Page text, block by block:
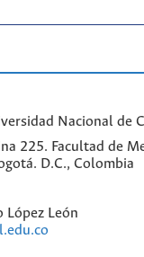
Nacional de
225. Facultad de
D.C., Colombia
López León